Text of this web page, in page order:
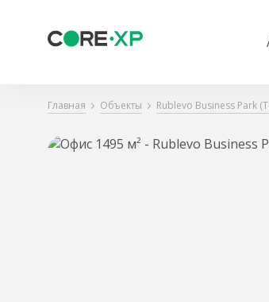
Главная Объекты Rublevo Business Park